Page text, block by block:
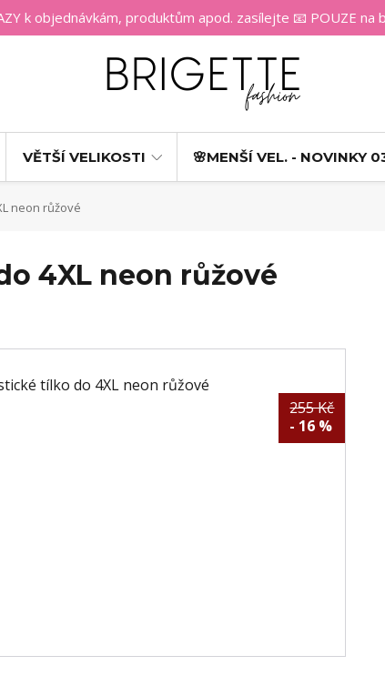
k objednávkám, produktům apod. zasílejte 📧 POUZE
VĚTŠÍ VELIKOSTI 🌸MENŠÍ VEL. - NOVINKY
neon růžové
4XL neon růžové
255 Kč
- 16 %